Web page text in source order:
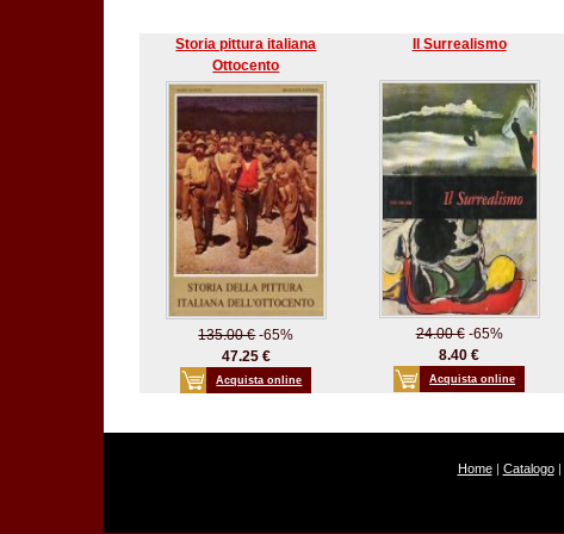
Storia pittura italiana
Ottocento
135.00 €-65%
47.25 €
Acquista online
Il Surrealismo
24.00 €-65%
8.40 €
Acquista online
Home| Catalogo|